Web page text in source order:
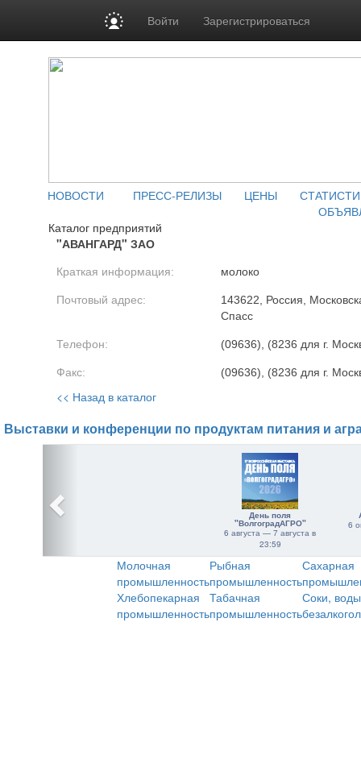
Войти Зарегистрироваться
НОВОСТИ ПРЕСС-РЕЛИЗЫ ЦЕНЫ
Каталог предприятий
"АВАНГАРД" ЗАО
Краткая информация: молоко
Почтовый адрес:
143622, Россия,
Спасс
Телефон: (09636), (8236 для г.
Факс: (09636), (8236 для г.
<< Назад в каталог
Выставки и конференции по продуктам питания и
День поля
"ВолгоградАГРО"
6 августа — 7 августа в
23:59
6
Молочная
промышленность
Рыбная
промышленность
Сахарная
Хлебопекарная
промышленность
Табачная
промышленность
Соки,